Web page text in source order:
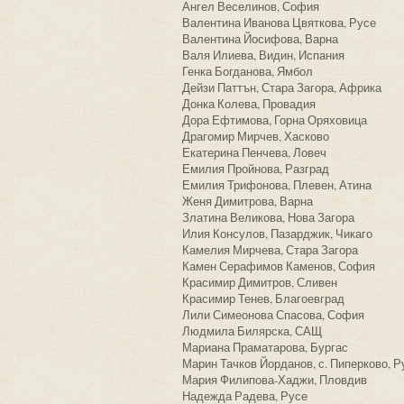
Ангел Веселинов, София
Валентина Иванова Цвяткова, Русе
Валентина Йосифова, Варна
Валя Илиева, Видин, Испания
Генка Богданова, Ямбол
Дейзи Паттън, Стара Загора, Африка
Донка Колева, Провадия
Дора Ефтимова, Горна Оряховица
Драгомир Мирчев, Хасково
Екатерина Пенчева, Ловеч
Емилия Пройнова, Разград
Емилия Трифонова, Плевен, Атина
Женя Димитрова, Варна
Златина Великова, Нова Загора
Илия Консулов, Пазарджик, Чикаго
Камелия Мирчева, Стара Загора
Камен Серафимов Каменов, София
Красимир Димитров, Сливен
Красимир Тенев, Благоевград
Лили Симеонова Спасова, София
Людмила Билярска, САЩ
Мариана Праматарова, Бургас
Марин Тачков Йорданов, с. Пиперково,
Мария Филипова-Хаджи, Пловдив
Надежда Радева, Русе